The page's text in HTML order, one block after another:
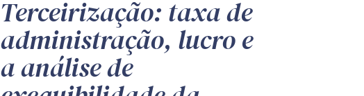
Terceirização: taxa de
administração, lucro e
a análise de